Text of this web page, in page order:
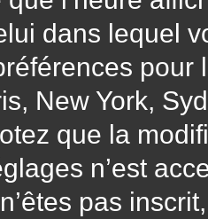
dans lequel
New York,
que la
n’est
pas